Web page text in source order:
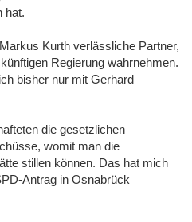
hat.
Kurth verlässliche Partner,
Regierung wahrnehmen.
bisher nur mit Gerhard
die gesetzlichen
womit man die
stillen können. Das hat mich
Antrag in Osnabrück